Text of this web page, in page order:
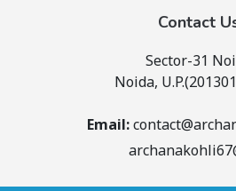
Contact
Sector-31
Noida,
Email: